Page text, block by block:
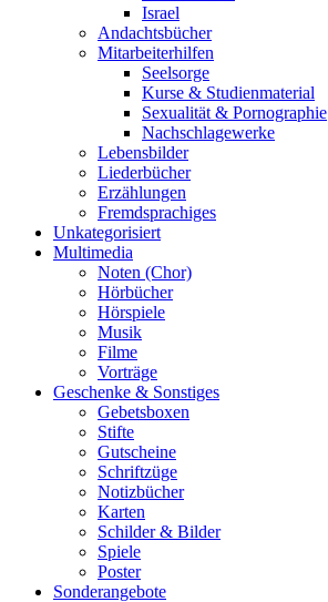
Israel
Andachtsbücher
Mitarbeiterhilfen
Seelsorge
Kurse & Studienmaterial
Sexualität & Pornographie
Nachschlagewerke
Lebensbilder
Liederbücher
Erzählungen
Fremdsprachiges
Unkategorisiert
Multimedia
Noten (Chor)
Hörbücher
Hörspiele
Musik
Filme
Vorträge
Geschenke & Sonstiges
Gebetsboxen
Stifte
Gutscheine
Schriftzüge
Notizbücher
Karten
Schilder & Bilder
Spiele
Poster
Sonderangebote